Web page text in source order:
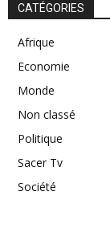
CATÉGORIES
Afrique
Economie
Monde
Non classé
Politique
Sacer Tv
Société